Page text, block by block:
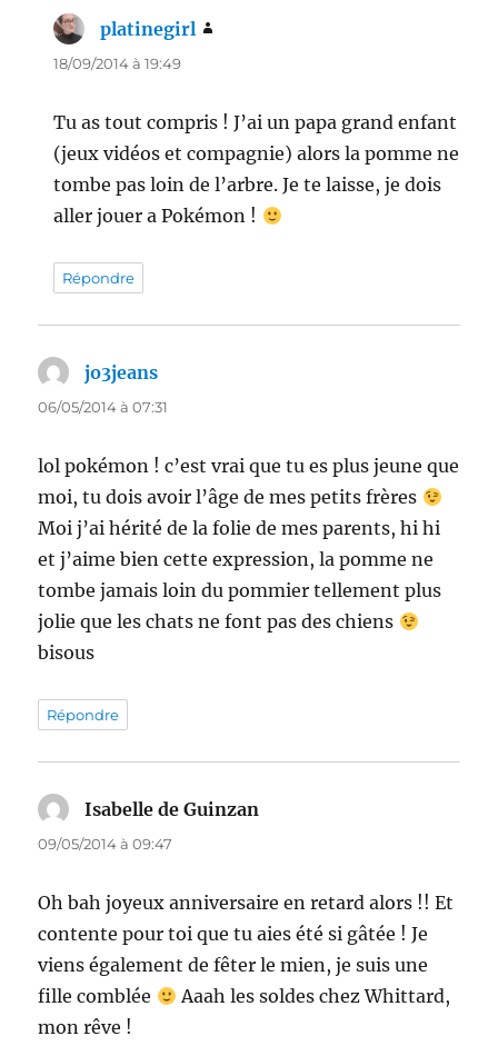
platinegirl
18/09/2014 à 19:49
Tu as tout compris ! J’ai un papa grand enfant
(jeux vidéos et compagnie) alors la pomme ne
tombe pas loin de l’arbre. Je te laisse, je dois
aller jouer a Pokémon !
Répondre
jo3jeans
06/05/2014 à 07:31
lol pokémon ! c’est vrai que tu es plus jeune que
moi, tu dois avoir l’âge de mes petits frères
Moi j’ai hérité de la folie de mes parents, hi hi
et j’aime bien cette expression, la pomme ne
tombe jamais loin du pommier tellement plus
jolie que les chats ne font pas des chiens
bisous
Répondre
Isabelle de Guinzan
09/05/2014 à 09:47
Oh bah joyeux anniversaire en retard alors !! Et
contente pour toi que tu aies été si gâtée ! Je
viens également de fêter le mien, je suis une
fille comblée
Aaah les soldes chez Whittard,
mon rêve !